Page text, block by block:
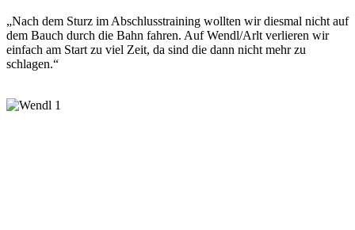
„Nach dem Sturz im Abschlusstraining wollten wir diesmal nicht auf
dem Bauch durch die Bahn fahren. Auf Wendl/Arlt verlieren wir
einfach am Start zu viel Zeit, da sind die dann nicht mehr zu
schlagen.“